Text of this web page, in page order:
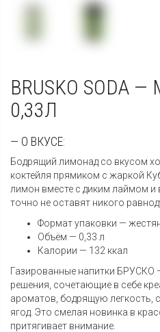
BRUSKO SODA
0,33Л
— О ВКУСЕ:
Бодрящий лимонад со вкусом
коктейля прямиком с жаркой
лимон вместе с диким лаймом
точно не оставят никого
Формат упаковки —
Объём — 0,33 л
Калории — 132 ккал
Газированные напитки БРУСКО
решения, сочетающие в себе
ароматов, бодрящую легкость,
ягод. Это смелая новинка в
притягивает внимание.